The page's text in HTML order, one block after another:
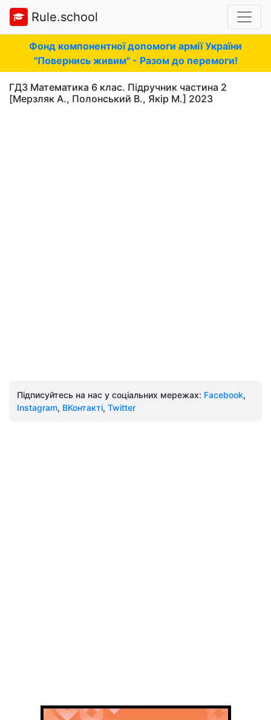
Rule.school
Фонд компонентної допомоги армії України
"Повернись живим" - Разом до перемоги!
ГДЗ Математика 6 клас. Підручник частина 2
[Мерзляк А., Полонський В., Якір М.] 2023
Підписуйтесь на нас у соціальних мережах: Facebook,
Instagram, ВКонтакті, Twitter